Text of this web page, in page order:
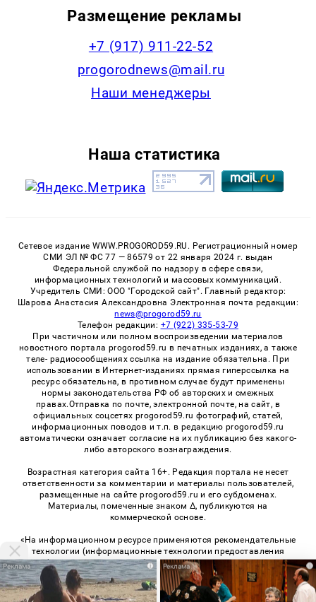
Размещение рекламы
+7 (917) 911-22-52
progorodnews@mail.ru
Наши менеджеры
Наша статистика
Сетевое издание WWW.PROGOROD59.RU. Регистрационный номер
СМИ ЭЛ № ФС 77 — 86579 от 22 января 2024 г. выдан
Федеральной службой по надзору в сфере связи,
информационных технологий и массовых коммуникаций.
Учредитель СМИ: ООО "Городской сайт". Главный редактор:
Шарова Анастасия Александровна Электронная почта редакции:
news@progorod59.ru
Телефон редакции: +7 (922) 335-53-79
При частичном или полном воспроизведении материалов
новостного портала progorod59.ru в печатных изданиях, а также
теле- радиосообщениях ссылка на издание обязательна. При
использовании в Интернет-изданиях прямая гиперссылка на
ресурс обязательна, в противном случае будут применены
нормы законодательства РФ об авторских и смежных
правах.Отправка по почте, электронной почте, на сайт, в
официальных соцсетях progorod59.ru фотографий, статей,
информационных поводов и т.п. в редакцию progorod59.ru
автоматически означает согласие на их публикацию без какого-
либо авторского вознаграждения.
Возрастная категория сайта 16+. Редакция портала не несет
ответственности за комментарии и материалы пользователей,
размещенные на сайте progorod59.ru и его субдоменах.
Материалы, помеченные знаком Δ, публикуются на
коммерческой основе.
«На информационном ресурсе применяются рекомендательные
технологии (информационные технологии предоставления
информации на основе сбора, систематизации и анализа
сведений, относящихся к предпочтениям пользователей сети
«Интернет», находящихся на территории Российской
Федерации)». Правила применения рекомендательных
i i